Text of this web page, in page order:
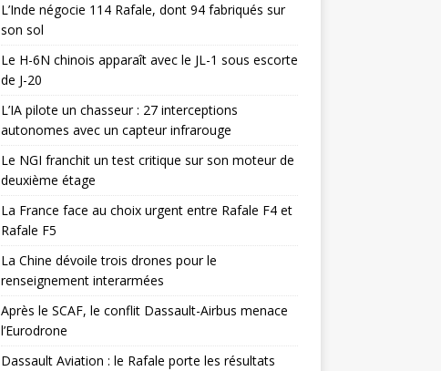
L’Inde négocie 114 Rafale, dont 94 fabriqués sur
son sol
Le H-6N chinois apparaît avec le JL-1 sous escorte
de J-20
L’IA pilote un chasseur : 27 interceptions
autonomes avec un capteur infrarouge
Le NGI franchit un test critique sur son moteur de
deuxième étage
La France face au choix urgent entre Rafale F4 et
Rafale F5
La Chine dévoile trois drones pour le
renseignement interarmées
Après le SCAF, le conflit Dassault-Airbus menace
l’Eurodrone
Dassault Aviation : le Rafale porte les résultats